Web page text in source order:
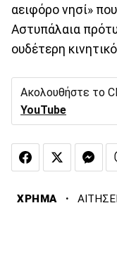
αειφόρο νησί»
Αστυπάλαια
ουδέτερη
Ακολουθήστε το
YouTube
ΧΡΗΜΑ ·